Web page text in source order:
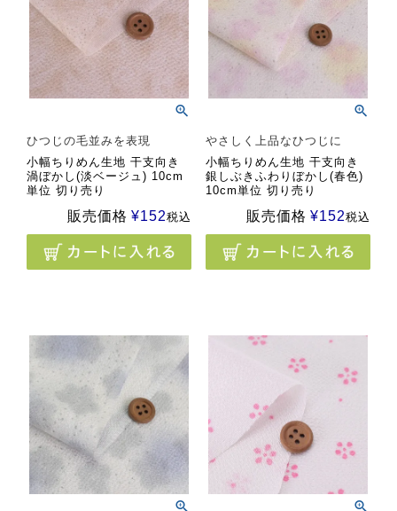
ひつじの毛並みを表現
小幅ちりめん生地 干支向き
渦ぼかし(淡ベージュ) 10cm
単位 切り売り
販売価格 ¥152税込
やさしく上品なひつじに
小幅ちりめん生地 干支向き
銀しぶきふわりぼかし(春色)
10cm単位 切り売り
販売価格 ¥152税込